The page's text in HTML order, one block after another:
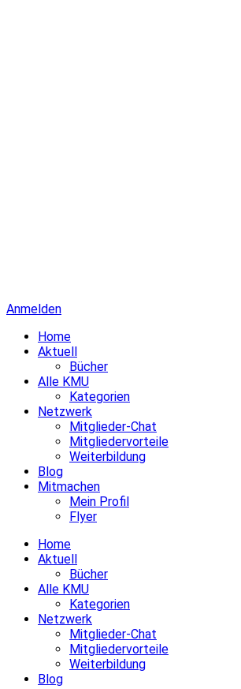
Anmelden
Home
Aktuell
Bücher
Alle KMU
Kategorien
Netzwerk
Mitglieder-Chat
Mitgliedervorteile
Weiterbildung
Blog
Mitmachen
Mein Profil
Flyer
Home
Aktuell
Bücher
Alle KMU
Kategorien
Netzwerk
Mitglieder-Chat
Mitgliedervorteile
Weiterbildung
Blog